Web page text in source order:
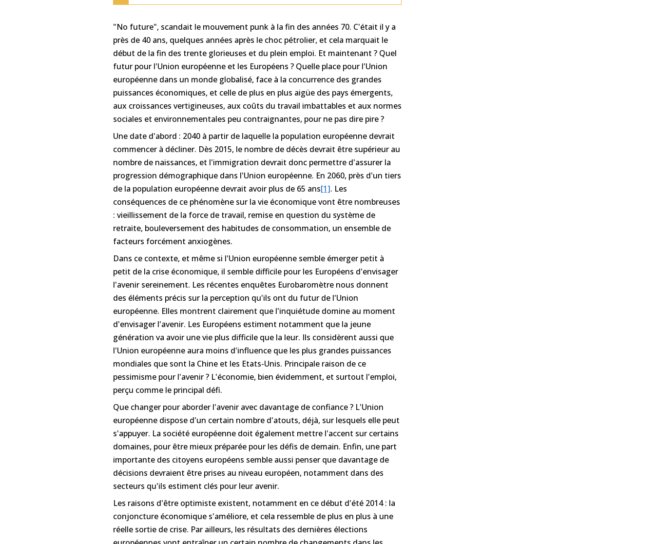
"No future", scandait le mouvement punk à la fin des années 70. C'était il y a
près de 40 ans, quelques années après le choc pétrolier, et cela marquait le
début de la fin des trente glorieuses et du plein emploi. Et maintenant ? Quel
futur pour l'Union européenne et les Européens ? Quelle place pour l'Union
européenne dans un monde globalisé, face à la concurrence des grandes
puissances économiques, et celle de plus en plus aigüe des pays émergents,
aux croissances vertigineuses, aux coûts du travail imbattables et aux normes
sociales et environnementales peu contraignantes, pour ne pas dire pire ?
Une date d'abord : 2040 à partir de laquelle la population européenne devrait
commencer à décliner. Dès 2015, le nombre de décès devrait être supérieur au
nombre de naissances, et l'immigration devrait donc permettre d'assurer la
progression démographique dans l'Union européenne. En 2060, près d'un tiers
de la population européenne devrait avoir plus de 65 ans[1]. Les
conséquences de ce phénomène sur la vie économique vont être nombreuses
: vieillissement de la force de travail, remise en question du système de
retraite, bouleversement des habitudes de consommation, un ensemble de
facteurs forcément anxiogènes.
Dans ce contexte, et même si l'Union européenne semble émerger petit à
petit de la crise économique, il semble difficile pour les Européens d'envisager
l'avenir sereinement. Les récentes enquêtes Eurobaromètre nous donnent
des éléments précis sur la perception qu'ils ont du futur de l'Union
européenne. Elles montrent clairement que l'inquiétude domine au moment
d'envisager l'avenir. Les Européens estiment notamment que la jeune
génération va avoir une vie plus difficile que la leur. Ils considèrent aussi que
l'Union européenne aura moins d'influence que les plus grandes puissances
mondiales que sont la Chine et les Etats-Unis. Principale raison de ce
pessimisme pour l'avenir ? L'économie, bien évidemment, et surtout l'emploi,
perçu comme le principal défi.
Que changer pour aborder l'avenir avec davantage de confiance ? L'Union
européenne dispose d'un certain nombre d'atouts, déjà, sur lesquels elle peut
s'appuyer. La société européenne doit également mettre l'accent sur certains
domaines, pour être mieux préparée pour les défis de demain. Enfin, une part
importante des citoyens européens semble aussi penser que davantage de
décisions devraient être prises au niveau européen, notamment dans des
secteurs qu'ils estiment clés pour leur avenir.
Les raisons d'être optimiste existent, notamment en ce début d'été 2014 : la
conjoncture économique s'améliore, et cela ressemble de plus en plus à une
réelle sortie de crise. Par ailleurs, les résultats des dernières élections